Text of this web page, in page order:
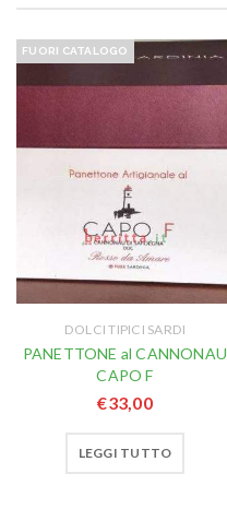
FUORI CATALOGO
DOLCI TIPICI SARDI
PANETTONE al CANNONAU
CAPO F
€33,00
LEGGI TUTTO